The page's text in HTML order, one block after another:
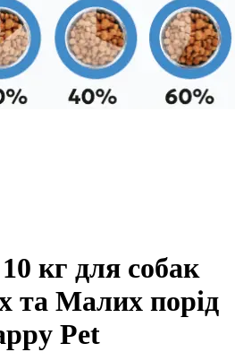
кг для собак
та Малих порід
Pet